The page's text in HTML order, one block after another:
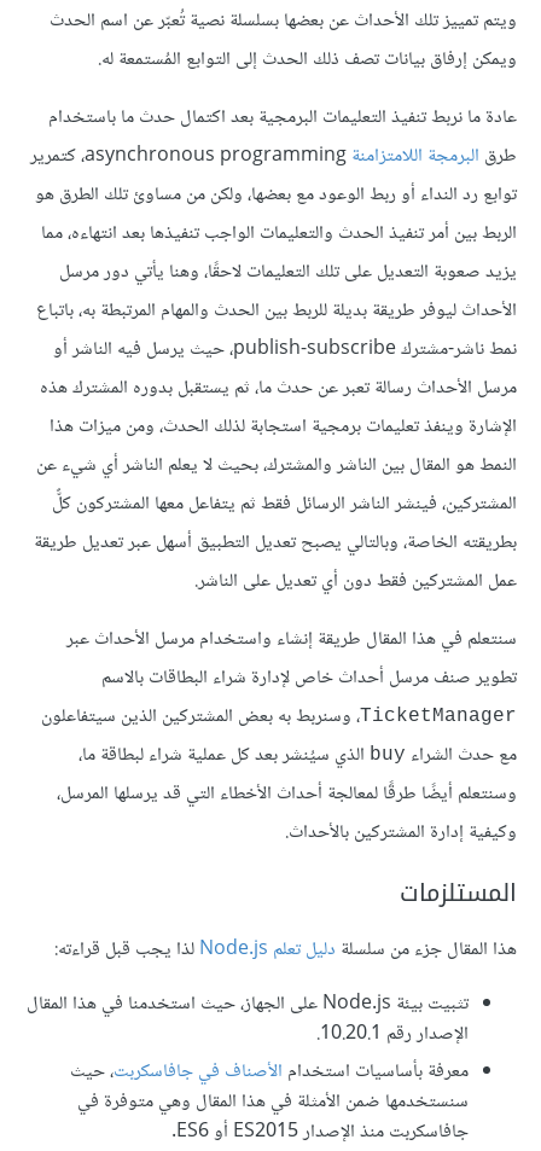
ويتم تمييز تلك الأحداث عن بعضها بسلسلة نصية تُعبّر عن اسم الحدث
ويمكن إرفاق بيانات تصف ذلك الحدث إلى التوابع المُستمعة له.
عادة ما نربط تنفيذ التعليمات البرمجية بعد اكتمال حدث ما باستخدام
طرق البرمجة اللامتزامنة
asynchronous programming، كتمرير
توابع رد النداء أو ربط الوعود مع بعضها، ولكن من مساوئ تلك الطرق هو
الربط بين أمر تنفيذ الحدث والتعليمات الواجب تنفيذها بعد انتهاءه، مما
يزيد صعوبة التعديل على تلك التعليمات لاحقًا، وهنا يأتي دور مرسل
الأحداث ليوفر طريقة بديلة للربط بين الحدث والمهام المرتبطة به، باتباع
نمط ناشر-مشترك publish-subscribe، حيث يرسل فيه الناشر أو
مرسل الأحداث رسالة تعبر عن حدث ما، ثم يستقبل بدوره المشترك هذه
الإشارة وينفذ تعليمات برمجية استجابة لذلك الحدث، ومن ميزات هذا
النمط هو المقال بين الناشر والمشترك، بحيث لا يعلم الناشر أي شيء عن
المشتركين، فينشر الناشر الرسائل فقط ثم يتفاعل معها المشتركون كلٌّ
بطريقته الخاصة، وبالتالي يصبح تعديل التطبيق أسهل عبر تعديل طريقة
عمل المشتركين فقط دون أي تعديل على الناشر.
سنتعلم في هذا المقال طريقة إنشاء واستخدام مرسل الأحداث عبر
تطوير صنف مرسل أحداث خاص لإدارة شراء البطاقات بالاسم
‎TicketManager‎، وسنربط به بعض المشتركين الذين سيتفاعلون
مع حدث الشراء ‎buy‎ الذي سيُنشر بعد كل عملية شراء لبطاقة ما،
وسنتعلم أيضًا طرقًا لمعالجة أحداث الأخطاء التي قد يرسلها المرسل،
وكيفية إدارة المشتركين بالأحداث.
المستلزمات
هذا المقال جزء من سلسلة دليل تعلم Node.js
لذا يجب قبل قراءته:
تثبيت بيئة Node.js على الجهاز، حيث استخدمنا في هذا المقال
الإصدار رقم 10.20.1.
معرفة بأساسيات استخدام الأصناف في جافاسكربت، حيث
سنستخدمها ضمن الأمثلة في هذا المقال وهي متوفرة في
جافاسكربت منذ الإصدار ES2015 أو ES6.